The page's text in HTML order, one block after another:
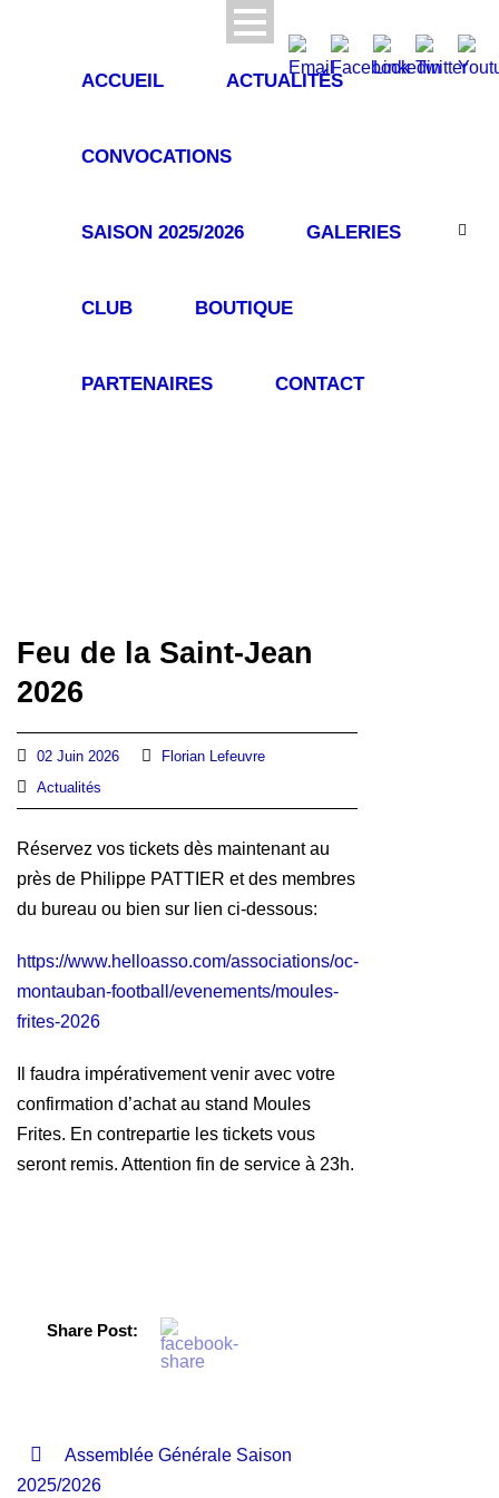
ACCUEIL ACTUALITÉS
CONVOCATIONS
SAISON 2025/2026 GALERIES
CLUB BOUTIQUE
PARTENAIRES CONTACT
Feu de la Saint-Jean
2026
02 Juin 2026
Florian Lefeuvre
Actualités
Réservez vos tickets dès maintenant au
près de Philippe PATTIER et des membres
du bureau ou bien sur lien ci-dessous:
https://www.helloasso.com/associations/oc-
montauban-football/evenements/moules-
frites-2026
Il faudra impérativement venir avec votre
confirmation d’achat au stand Moules
Frites. En contrepartie les tickets vous
seront remis. Attention fin de service à 23h.
Share Post:
Assemblée Générale Saison
2025/2026